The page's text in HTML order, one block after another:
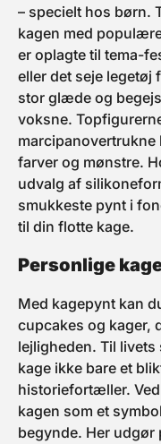
– specielt hos børn.
kagen med
er oplagte til tema-
eller det seje
stor glæde og
voksne.
marcipanovertrukne
farver og mønstre.
udvalg af
smukkeste pynt i
til din flotte kage.
Personlige
Med kagepynt kan
cupcakes og kager,
lejligheden. Til
kage ikke bare et
historiefortæller.
kagen som et
begynde. Her udgør